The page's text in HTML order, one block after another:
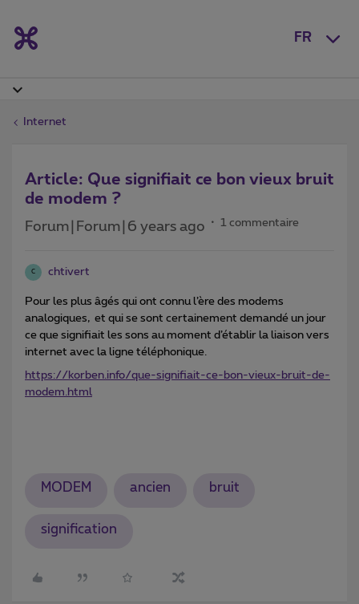
FR
Internet
Article: Que signifiait ce bon vieux bruit
de modem ?
Forum|Forum|6 years ago 1 commentaire
C chtivert
Pour les plus âgés qui ont connu l’ère des modems
analogiques, et qui se sont certainement demandé un jour
ce que signifiait les sons au moment d’établir la liaison vers
internet avec la ligne téléphonique.
https://korben.info/que-signifiait-ce-bon-vieux-bruit-de-
modem.html
MODEM ancien bruit
signification